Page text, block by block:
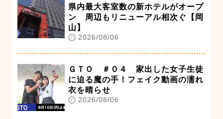
県内最大客室数の新ホテルがオープ
ン 周辺もリニューアル相次ぐ【岡
山】
2026/08/06
ＧＴＯ ＃０４ 家出した女子生徒
に迫る魔の手！フェイク動画の濡れ
衣を晴らせ
2026/08/06